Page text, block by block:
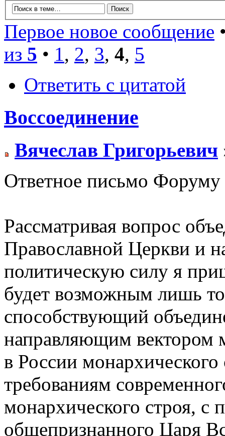
Первое новое сообщение
из 5 • 1, 2, 3, 4, 5
Ответить с цитатой
Воссоединение
Вячеслав Григорьевич
Ответное письмо Форуму
Рассматривая вопрос
Православной Церкви и
политическую силу я
будет возможным лишь
способствующий
направляющим вектором
в России монархического
требованиям
монархического строя, с
общепризнанного Царя